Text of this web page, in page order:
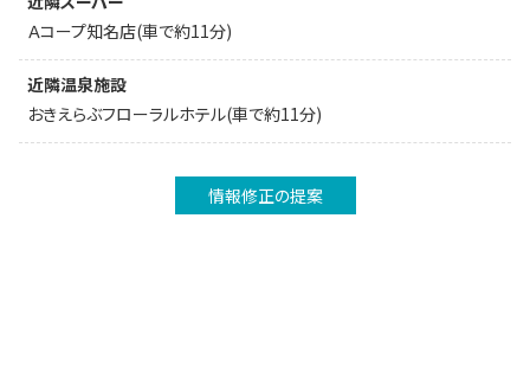
Ａコープ知名店(車で約11分)
近隣温泉施設
おきえらぶフローラルホテル(車で約11分)
情報修正の提案